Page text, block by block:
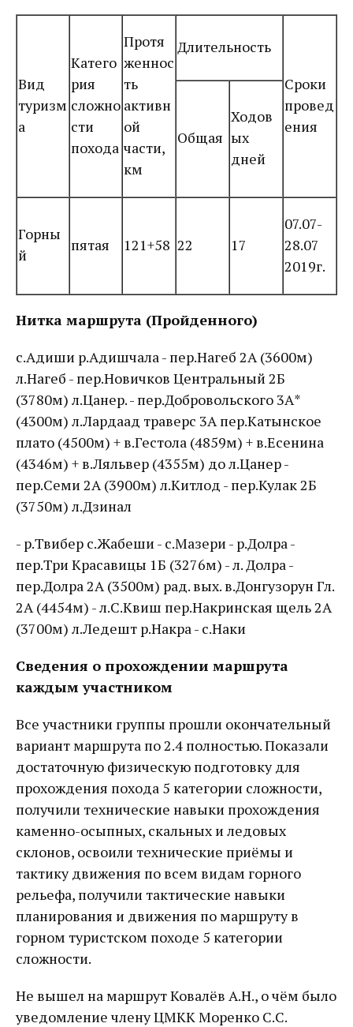
Вид
туризм
а
Катего
рия
сложно
сти
похода
Протя
женнос
ть
активн
ой
части,
км
Длительность
Сроки
провед
ения
Общая
Ходов
ых
дней
Горны
й
пятая 121+58 22 17
07.07-
28.07
2019г.
Нитка маршрута (Пройденного)
с.Адиши р.Адишчала - пер.Нагеб 2А (3600м)
л.Нагеб - пер.Новичков Центральный 2Б
(3780м) л.Цанер. - пер.Добровольского 3А*
(4300м) л.Лардаад траверс 3А пер.Катынское
плато (4500м) + в.Гестола (4859м) + в.Есенина
(4346м) + в.Ляльвер (4355м) до л.Цанер -
пер.Семи 2А (3900м) л.Китлод - пер.Кулак 2Б
(3750м) л.Дзинал
- р.Твибер с.Жабеши - с.Мазери - р.Долра -
пер.Три Красавицы 1Б (3276м) - л. Долра -
пер.Долра 2А (3500м) рад. вых. в.Донгузорун Гл.
2А (4454м) - л.С.Квиш пер.Накринская щель 2А
(3700м) л.Ледешт р.Накра - с.Наки
Сведения о прохождении маршрута
каждым участником
Все участники группы прошли окончательный
вариант маршрута по 2.4 полностью. Показали
достаточную физическую подготовку для
прохождения похода 5 категории сложности,
получили технические навыки прохождения
каменно-осыпных, скальных и ледовых
склонов, освоили технические приёмы и
тактику движения по всем видам горного
рельефа, получили тактические навыки
планирования и движения по маршруту в
горном туристском походе 5 категории
сложности.
Не вышел на маршрут Ковалёв А.Н., о чём было
уведомление члену ЦМКК Моренко С.С.